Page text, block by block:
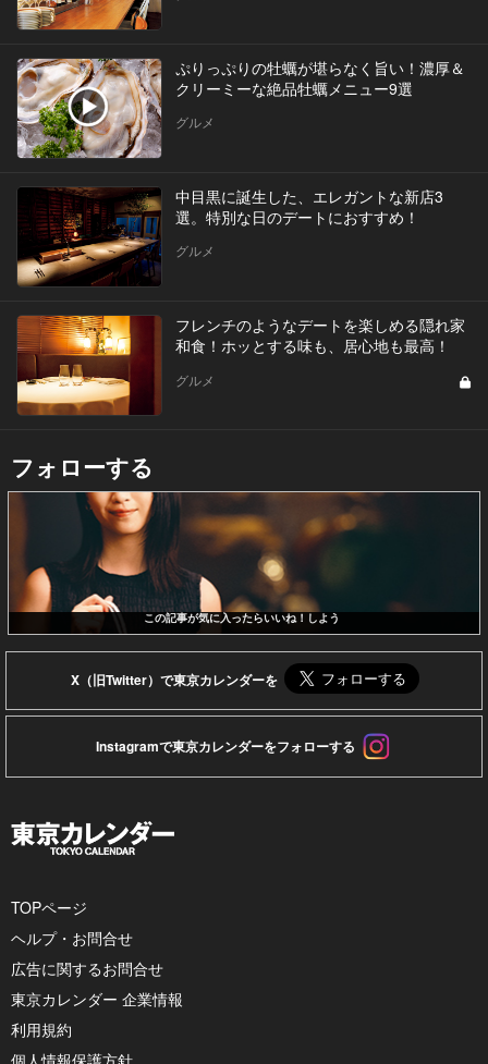
ぷりっぷりの牡蠣が堪らなく旨い！濃厚＆
クリーミーな絶品牡蠣メニュー9選
グルメ
中目黒に誕生した、エレガントな新店3
選。特別な日のデートにおすすめ！
グルメ
フレンチのようなデートを楽しめる隠れ家
和食！ホッとする味も、居心地も最高！
グルメ
フォローする
この記事が気に入ったらいいね！しよう
X（旧Twitter）で東京カレンダーを
Instagramで東京カレンダーをフォローする
TOPページ
ヘルプ・お問合せ
広告に関するお問合せ
東京カレンダー 企業情報
利用規約
個人情報保護方針